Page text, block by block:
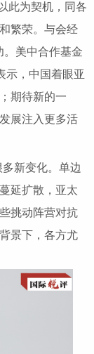
此为契机，同各
繁荣。与会经
。美中合作基金
示，中国着眼亚
期待新的一
展注入更多活
新变化。单边
延扩散，亚太
挑动阵营对抗
景下，各方尤